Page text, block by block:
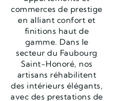
commerces de prestige
en alliant confort et
finitions haut de
gamme. Dans le
secteur du Faubourg
Saint-Honoré, nos
artisans réhabilitent
des intérieurs élégants,
avec des prestations de